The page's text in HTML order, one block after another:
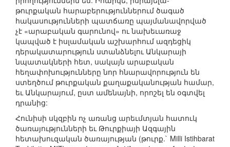
թուրքական հարաբերություններում ծագած
հակասությունների պատճառը պայմանավորված
չէ «արաբական գարունով» ու նախեւառաջ
կապված է իսլամական աշխարհում ազդեցիկ
դերակատարություն ստանձնելու Անկարայի
նպատակների հետ, սակայն արաբական
հեղափոխությունները նոր հնարավորություն են
ստեղծում թուրքական քաղաքականության համար,
եւ Անկարայում, ըստ ամենայնի, որոշել են օգտվել
դրանից:
Հունիսի սկզբին ոչ առանց արեւմտյան հատուկ
ծառայությունների եւ Թուրքիայի Ազգային
հետախուզական ծառայության (թուրք.` Milli Istihbarat